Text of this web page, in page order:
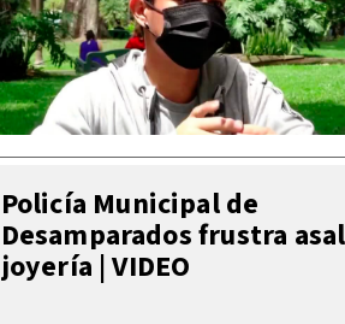
Policía Municipal de
Desamparados frustra
joyería | VIDEO